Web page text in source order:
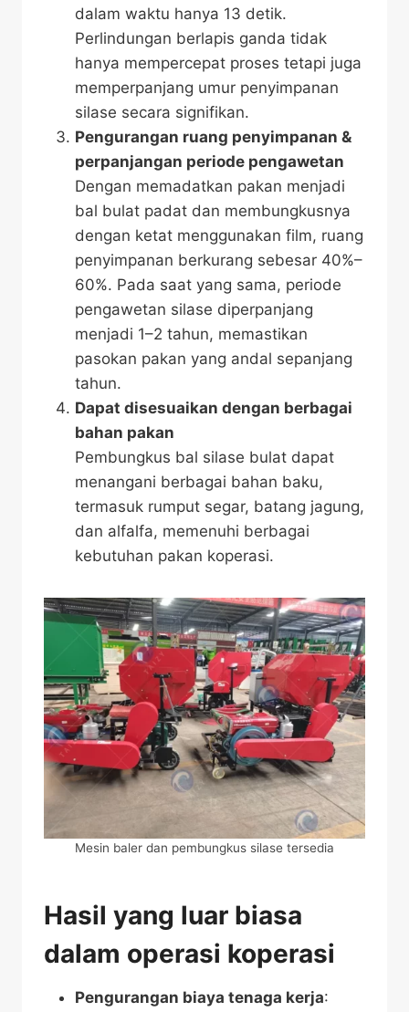
dalam waktu hanya 13 detik.
Perlindungan berlapis ganda tidak
hanya mempercepat proses tetapi juga
memperpanjang umur penyimpanan
silase secara signifikan.
Pengurangan ruang penyimpanan &
perpanjangan periode pengawetan
Dengan memadatkan pakan menjadi
bal bulat padat dan membungkusnya
dengan ketat menggunakan film, ruang
penyimpanan berkurang sebesar 40%–
60%. Pada saat yang sama, periode
pengawetan silase diperpanjang
menjadi 1–2 tahun, memastikan
pasokan pakan yang andal sepanjang
tahun.
Dapat disesuaikan dengan berbagai
bahan pakan
Pembungkus bal silase bulat dapat
menangani berbagai bahan baku,
termasuk rumput segar, batang jagung,
dan alfalfa, memenuhi berbagai
kebutuhan pakan koperasi.
Mesin baler dan pembungkus silase tersedia
Hasil yang luar biasa
dalam operasi koperasi
Pengurangan biaya tenaga kerja: